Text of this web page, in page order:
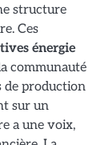
structure
Ces
énergie
communauté
de production
sur un
a une voix,